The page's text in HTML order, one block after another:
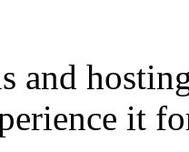
and
it